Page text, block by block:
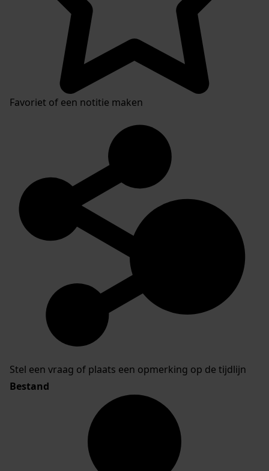
Favoriet of een notitie maken
Stel een vraag of plaats een opmerking op de tijdlijn
Bestand